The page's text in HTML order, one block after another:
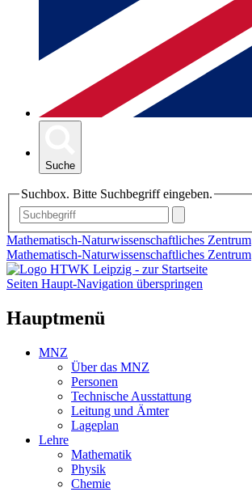
Suche
Suchbox. Bitte Suchbegriff eingeben.
Mathematisch-Naturwissenschaftliches Zentrum
Mathematisch-Naturwissenschaftliches Zentrum
Seiten Haupt-Navigation überspringen
Hauptmenü
MNZ
Über das MNZ
Personen
Technische Ausstattung
Leitung und Ämter
Lageplan
Lehre
Mathematik
Physik
Chemie